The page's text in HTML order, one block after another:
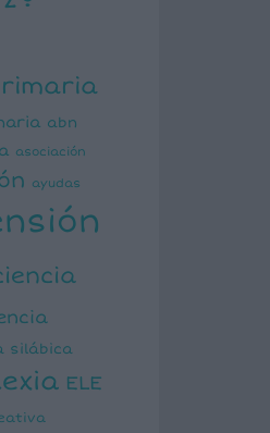
abn
asociación
ayudas
silábica
ELE